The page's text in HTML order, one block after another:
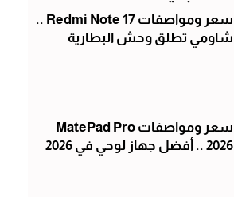
سعر ومواصفات Redmi Note 17 ..
شاومي تطلق وحش البطارية
سعر ومواصفات MatePad Pro
2026 .. أفضل جهاز لوحي في 2026